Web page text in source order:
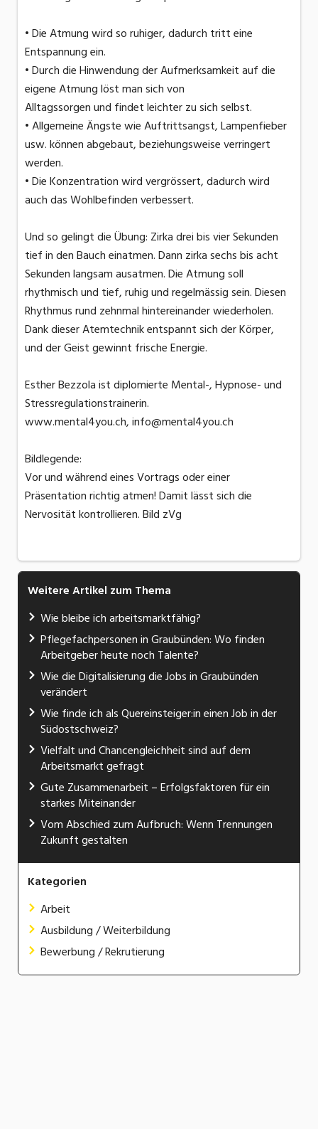
• Die Atmung wird so ruhiger, dadurch tritt eine
Entspannung ein.
• Durch die Hinwendung der Aufmerksamkeit auf die
eigene Atmung löst man sich von
Alltagssorgen und findet leichter zu sich selbst.
• Allgemeine Ängste wie Auftrittsangst, Lampenfieber
usw. können abgebaut, beziehungsweise verringert
werden.
• Die Konzentration wird vergrössert, dadurch wird
auch das Wohlbefinden verbessert.
Und so gelingt die Übung: Zirka drei bis vier Sekunden
tief in den Bauch einatmen. Dann zirka sechs bis acht
Sekunden langsam ausatmen. Die Atmung soll
rhythmisch und tief, ruhig und regelmässig sein. Diesen
Rhythmus rund zehnmal hintereinander wiederholen.
Dank dieser Atemtechnik entspannt sich der Körper,
und der Geist gewinnt frische Energie.
Esther Bezzola ist diplomierte Mental-, Hypnose- und
Stressregulationstrainerin.
www.mental4you.ch, info@mental4you.ch
Bildlegende:
Vor und während eines Vortrags oder einer
Präsentation richtig atmen! Damit lässt sich die
Nervosität kontrollieren. Bild zVg
Weitere Artikel zum Thema
Wie bleibe ich arbeitsmarktfähig?
Pflegefachpersonen in Graubünden: Wo finden
Arbeitgeber heute noch Talente?
Wie die Digitalisierung die Jobs in Graubünden
verändert
Wie finde ich als Quereinsteiger:in einen Job in der
Südostschweiz?
Vielfalt und Chancengleichheit sind auf dem
Arbeitsmarkt gefragt
Gute Zusammenarbeit – Erfolgsfaktoren für ein
starkes Miteinander
Vom Abschied zum Aufbruch: Wenn Trennungen
Zukunft gestalten
Kategorien
Arbeit
Ausbildung / Weiterbildung
Bewerbung / Rekrutierung